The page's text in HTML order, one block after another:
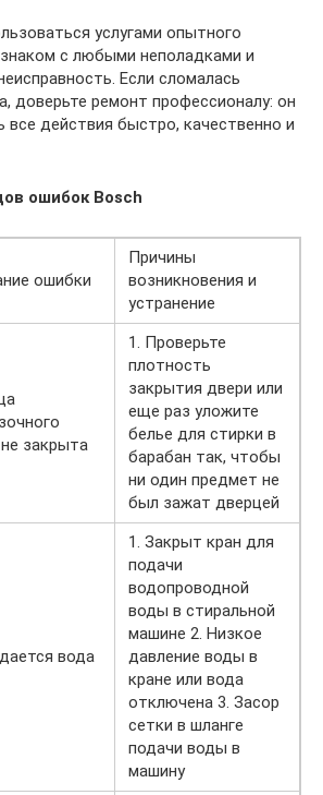
услугами опытного
с любыми неполадками и
Если сломалась
доверьте ремонт профессионалу: он
действия быстро, качественно и
ошибок Bosch
ошибки
Причины
возникновения и
устранение
закрыта
1. Проверьте
плотность
закрытия двери или
еще раз уложите
белье для стирки в
барабан так, чтобы
ни один предмет не
был зажат дверцей
вода
1. Закрыт кран для
подачи
водопроводной
воды в стиральной
машине 2. Низкое
давление воды в
кране или вода
отключена 3. Засор
сетки в шланге
подачи воды в
машину